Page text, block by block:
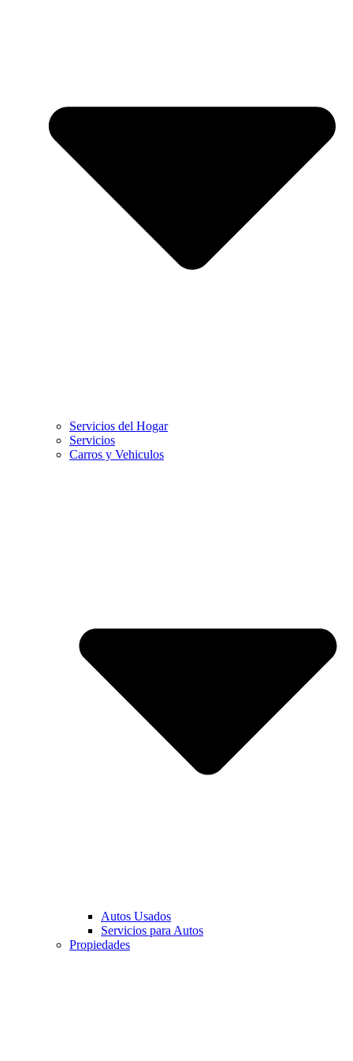
Servicios del Hogar
Servicios
Carros y Vehiculos
Autos Usados
Servicios para Autos
Propiedades